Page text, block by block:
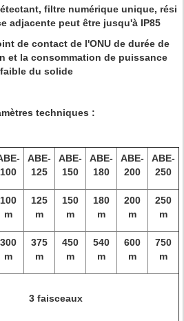
filtre numérique unique, rési
adjacente peut être jusqu'à IP85
de contact de l'ONU de durée de
et la consommation de puissance
faible du solide
techniques :
100
ABE-
125
ABE-
150
ABE-
180
ABE-
200
ABE-
250
100
m
125
m
150
m
180
m
200
m
250
m
300
m
375
m
450
m
540
m
600
m
750
m
3 faisceaux